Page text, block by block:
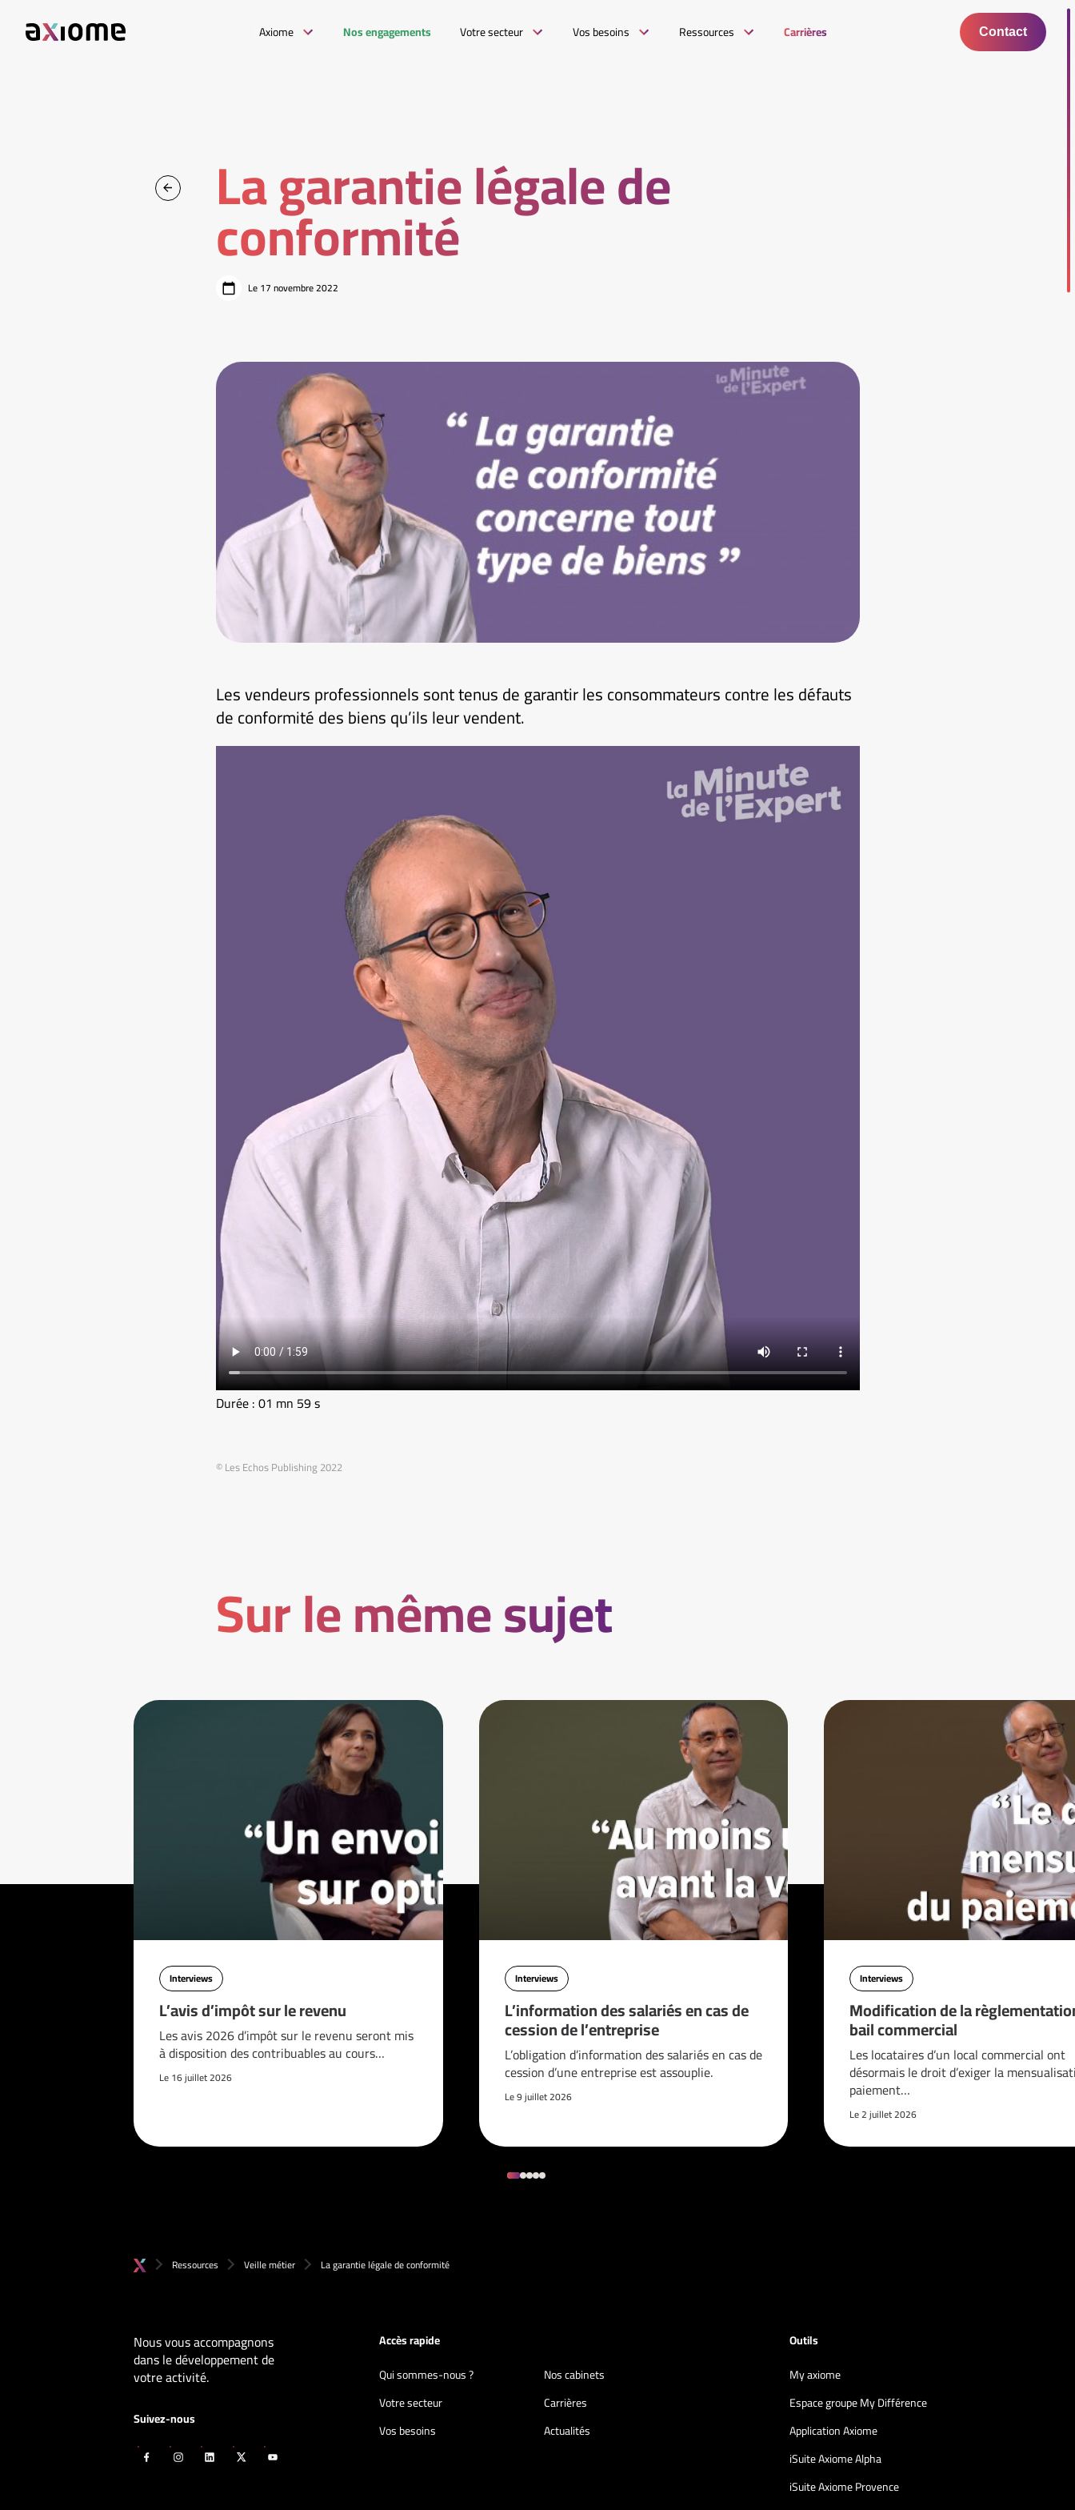
Axiome Nos engagements Votre secteur Vos besoins Ressources Carrières Contact
La garantie légale de
conformité
Le 17 novembre 2022
Les vendeurs professionnels sont tenus de garantir les consommateurs contre les défauts
de conformité des biens qu’ils leur vendent.
Durée : 01 mn 59 s
© Les Echos Publishing 2022
Sur le même sujet
Interviews
L’avis d’impôt sur le revenu
Les avis 2026 d’impôt sur le revenu seront mis
à disposition des contribuables au cours…
Le 16 juillet 2026
Interviews
L’information des salariés en cas de
cession de l’entreprise
L’obligation d’information des salariés en cas de
cession d’une entreprise est assouplie.
Le 9 juillet 2026
Interviews
Modification de la
bail commercial
Les locataires d’un local commercial ont
désormais le droit d’exiger la
paiement…
Le 2 juillet 2026
Ressources Veille métier La garantie légale de conformité
Nous vous accompagnons
dans le développement de
votre activité.
Suivez-nous
Accès rapide
Qui sommes-nous ?
Nos cabinets
Votre secteur
Carrières
Vos besoins
Actualités
Outils
My axiome
Espace groupe My Différence
Application Axiome
iSuite Axiome Alpha
iSuite Axiome Provence